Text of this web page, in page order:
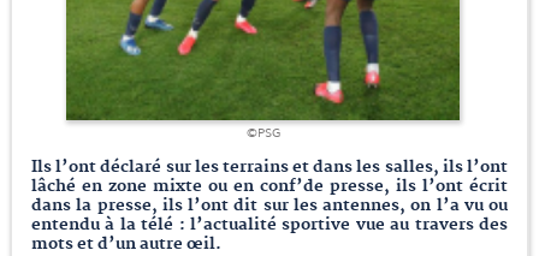
©PSG
Ils l’ont déclaré sur les terrains et dans les salles, ils l’ont
lâché en zone mixte ou en conf’de presse, ils l’ont écrit
dans la presse, ils l’ont dit sur les antennes, on l’a vu ou
entendu à la télé : l’actualité sportive vue au travers des
mots et d’un autre œil.